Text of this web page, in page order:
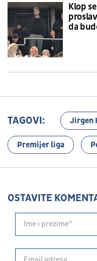
Klop
da
TAGOVI: Jirgen
Premijer liga
OSTAVITE